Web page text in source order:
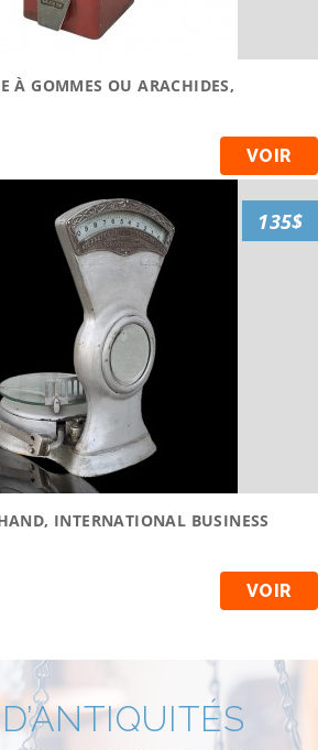
À GOMMES OU ARACHIDES,
VOIR
INTERNATIONAL BUSINESS
VOIR
135$